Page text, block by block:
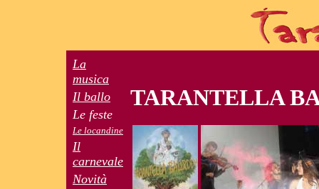
La
musica
Il ballo
Le feste
Le locandine
Il
carnevale
Novità
TARANTELLA